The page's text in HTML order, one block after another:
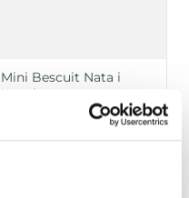
Mini Bescuit Nata i
Xocolata
3,49 € Caixa 6 u 510 ml